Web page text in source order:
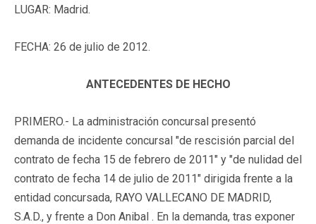
LUGAR: Madrid.
FECHA: 26 de julio de 2012.
ANTECEDENTES DE HECHO
PRIMERO.- La administración concursal presentó
demanda de incidente concursal "de rescisión parcial del
contrato de fecha 15 de febrero de 2011" y "de nulidad del
contrato de fecha 14 de julio de 2011" dirigida frente a la
entidad concursada, RAYO VALLECANO DE MADRID,
S.A.D., y frente a Don Anibal . En la demanda, tras exponer